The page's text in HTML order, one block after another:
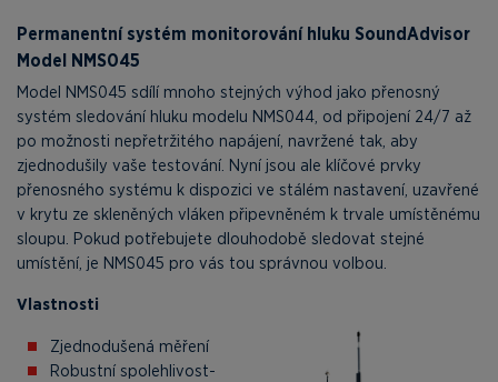
Permanentní systém monitorování hluku SoundAdvisor
Model NMS045
Model NMS045 sdílí mnoho stejných výhod jako přenosný
systém sledování hluku modelu NMS044, od připojení 24/7 až
po možnosti nepřetržitého napájení, navržené tak, aby
zjednodušily vaše testování. Nyní jsou ale klíčové prvky
přenosného systému k dispozici ve stálém nastavení, uzavřené
v krytu ze skleněných vláken připevněném k trvale umístěnému
sloupu. Pokud potřebujete dlouhodobě sledovat stejné
umístění, je NMS045 pro vás tou správnou volbou.
Vlastnosti
Zjednodušená měření
Robustní spolehlivost-